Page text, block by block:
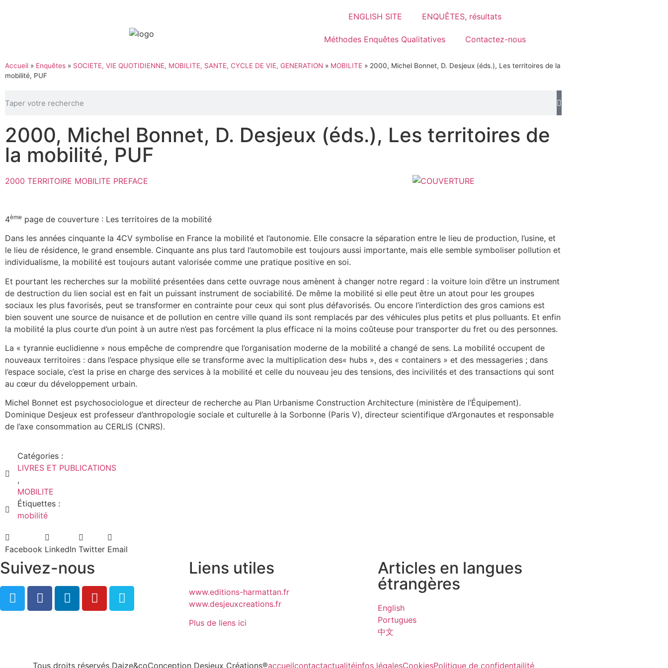
ENGLISH SITE ENQUÊTES, résultats
Méthodes Enquêtes Qualitatives Contactez-nous
Accueil » Enquêtes » SOCIETE, VIE QUOTIDIENNE, MOBILITE, SANTE, CYCLE DE VIE, GENERATION » MOBILITE » 2000, Michel Bonnet, D. Desjeux (éds.), Les territoires de la
mobilité, PUF
2000, Michel Bonnet, D. Desjeux (éds.), Les territoires de
la mobilité, PUF
2000 TERRITOIRE MOBILITE PREFACE
4ème page de couverture : Les territoires de la mobilité
Dans les années cinquante la 4CV symbolise en France la mobilité et l’autonomie. Elle consacre la séparation entre le lieu de production, l’usine, et
le lieu de résidence, le grand ensemble. Cinquante ans plus tard l’automobile est toujours aussi importante, mais elle semble symboliser pollution et
individualisme, la mobilité est toujours autant valorisée comme une pratique positive en soi.
Et pourtant les recherches sur la mobilité présentées dans cette ouvrage nous amènent à changer notre regard : la voiture loin d’être un instrument
de destruction du lien social est en fait un puissant instrument de sociabilité. De même la mobilité si elle peut être un atout pour les groupes
sociaux les plus favorisés, peut se transformer en contrainte pour ceux qui sont plus défavorisés. Ou encore l’interdiction des gros camions est
bien souvent une source de nuisance et de pollution en centre ville quand ils sont remplacés par des véhicules plus petits et plus polluants. Et enfin
la mobilité la plus courte d’un point à un autre n’est pas forcément la plus efficace ni la moins coûteuse pour transporter du fret ou des personnes.
La « tyrannie euclidienne » nous empêche de comprendre que l’organisation moderne de la mobilité a changé de sens. La mobilité occupent de
nouveaux territoires : dans l’espace physique elle se transforme avec la multiplication des« hubs », des « containers » et des messageries ; dans
l’espace sociale, c’est la prise en charge des services à la mobilité et celle du nouveau jeu des tensions, des incivilités et des transactions qui sont
au cœur du développement urbain.
Michel Bonnet est psychosociologue et directeur de recherche au Plan Urbanisme Construction Architecture (ministère de l’Équipement).
Dominique Desjeux est professeur d’anthropologie sociale et culturelle à la Sorbonne (Paris V), directeur scientifique d’Argonautes et responsable
de l’axe consommation au CERLIS (CNRS).
Catégories :
LIVRES ET PUBLICATIONS
,
MOBILITE
Étiquettes :
mobilité
Facebook LinkedIn Twitter Email
Suivez-nous Liens utiles
www.editions-harmattan.fr
www.desjeuxcreations.fr
Plus de liens ici
Articles en langues
étrangères
English
Portugues
中文
Tous droits réservés Daize&coConception Desjeux Créations®accueilcontactactualitéinfos légalesCookiesPolitique de confidentailité